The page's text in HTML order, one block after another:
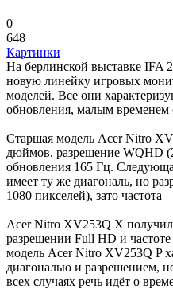
0
648
Картинки
На берлинской выставке IFA
новую линейку игровых
моделей. Все они
обновления, малым
Старшая модель Acer Nitro
дюймов, разрешение WQHD
обновления 165 Гц.
имеет ту же диагональ, но
1080 пикселей), зато
Acer Nitro XV253Q X
разрешении Full HD и
модель Acer Nitro XV253Q P
диагональю и разрешением,
всех случаях речь идёт о